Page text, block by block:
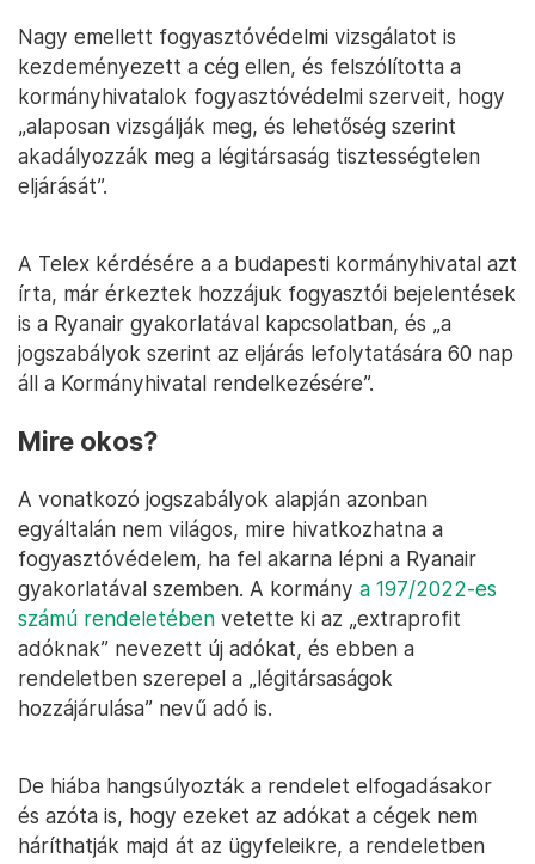
Nagy emellett fogyasztóvédelmi vizsgálatot is
kezdeményezett a cég ellen, és felszólította a
kormányhivatalok fogyasztóvédelmi szerveit, hogy
„alaposan vizsgálják meg, és lehetőség szerint
akadályozzák meg a légitársaság tisztességtelen
eljárását”.
A Telex kérdésére a a budapesti kormányhivatal azt
írta, már érkeztek hozzájuk fogyasztói bejelentések
is a Ryanair gyakorlatával kapcsolatban, és „a
jogszabályok szerint az eljárás lefolytatására 60 nap
áll a Kormányhivatal rendelkezésére”.
Mire okos?
A vonatkozó jogszabályok alapján azonban
egyáltalán nem világos, mire hivatkozhatna a
fogyasztóvédelem, ha fel akarna lépni a Ryanair
gyakorlatával szemben. A kormány a 197/2022-es
számú rendeletében vetette ki az „extraprofit
adóknak” nevezett új adókat, és ebben a
rendeletben szerepel a „légitársaságok
hozzájárulása” nevű adó is.
De hiába hangsúlyozták a rendelet elfogadásakor
és azóta is, hogy ezeket az adókat a cégek nem
háríthatják majd át az ügyfeleikre, a rendeletben